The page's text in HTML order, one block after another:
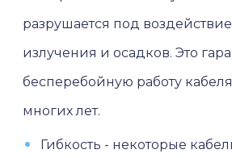
разрушается под
излучения и осадков. Это
бесперебойную работу
многих лет.
Гибкость - некоторые